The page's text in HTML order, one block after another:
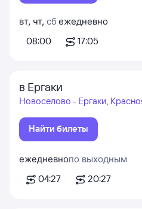
вт, чт, сб
08:00
ежедневно
17:05
в Ергаки
Новоселово - Ергаки,
Найти билеты
ежедневно
04:27
по выходным
20:27